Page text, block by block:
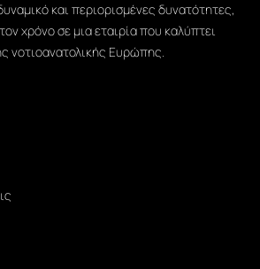
και περιορισμένες δυνατότητες,
χρόνο σε μια εταιρία που καλύπτει
νοτιοανατολικής Ευρώπης.